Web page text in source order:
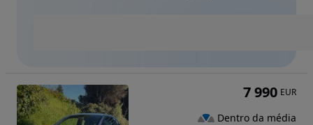
7 990 EUR
Dentro da média